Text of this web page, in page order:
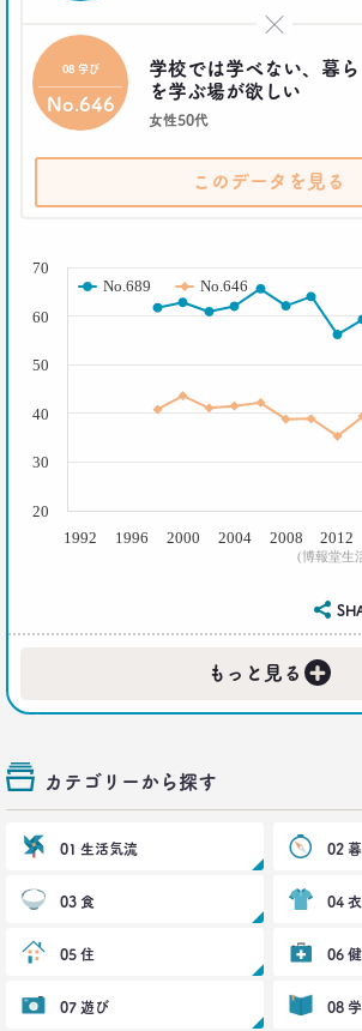
学校では学べない、暮
を学ぶ場が欲しい
女性50代
08 学び
No.646
このデータを見る
(博報堂生
No.689 No.646
1992 1996 2000 2004 2008 2012
50
60
20
30
40
70
もっと見る +
カテゴリーから探す
01 生活気流 02
03 食 04 衣
05 住 06
07 遊び 08